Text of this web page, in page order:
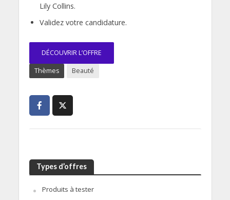
Lily Collins.
Validez votre candidature.
DÉCOUVRIR L’OFFRE
Thèmes Beauté
Types d’offres
Produits à tester